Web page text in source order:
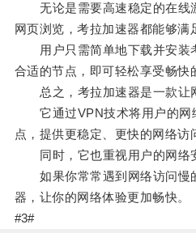
无论是需要高速稳定的在线
网页浏览，考拉加速器都能够满
用户只需简单地下载并安装
合适的节点，即可轻松享受畅快
总之，考拉加速器是一款让
它通过VPN技术将用户的网
点，提供更稳定、更快的网络访
同时，它也重视用户的网络
如果你常常遇到网络访问慢
器，让你的网络体验更加畅快。
#3#